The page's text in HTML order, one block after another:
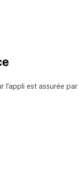
l’appli est assurée par